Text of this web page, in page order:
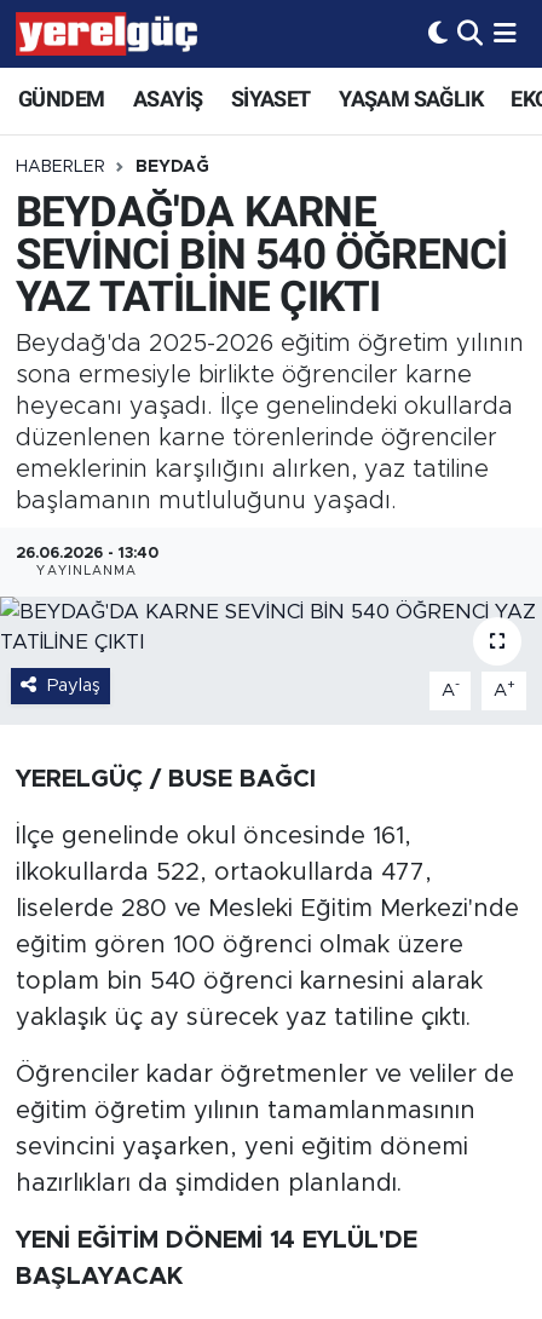
GÜNDEM ASAYİŞ SİYASET YAŞAM SAĞLIK
HABERLER BEYDAĞ
BEYDAĞ'DA KARNE
SEVİNCİ BİN 540 ÖĞRENCİ
YAZ TATİLİNE ÇIKTI
Beydağ'da 2025-2026 eğitim öğretim yılının
sona ermesiyle birlikte öğrenciler karne
heyecanı yaşadı. İlçe genelindeki okullarda
düzenlenen karne törenlerinde öğrenciler
emeklerinin karşılığını alırken, yaz tatiline
başlamanın mutluluğunu yaşadı.
26.06.2026 - 13:40
YAYINLANMA
Paylaş A- A+
YERELGÜÇ / BUSE BAĞCI
İlçe genelinde okul öncesinde 161,
ilkokullarda 522, ortaokullarda 477,
liselerde 280 ve Mesleki Eğitim Merkezi'nde
eğitim gören 100 öğrenci olmak üzere
toplam bin 540 öğrenci karnesini alarak
yaklaşık üç ay sürecek yaz tatiline çıktı.
Öğrenciler kadar öğretmenler ve veliler de
eğitim öğretim yılının tamamlanmasının
sevincini yaşarken, yeni eğitim dönemi
hazırlıkları da şimdiden planlandı.
YENİ EĞİTİM DÖNEMİ 14 EYLÜL'DE
BAŞLAYACAK